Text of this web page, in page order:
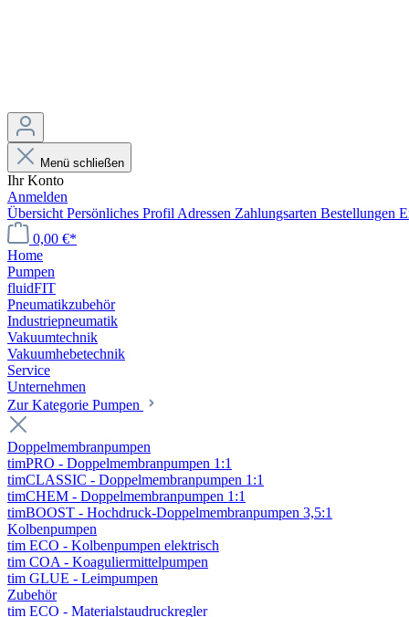
Menü schließen
Ihr Konto
Anmelden
Übersicht Persönliches Profil Adressen Zahlungsarten Bestellungen
0,00 €*
Home
Pumpen
fluidFIT
Pneumatikzubehör
Industriepneumatik
Vakuumtechnik
Vakuumhebetechnik
Service
Unternehmen
Zur Kategorie Pumpen
Doppelmembranpumpen
timPRO - Doppelmembranpumpen 1:1
timCLASSIC - Doppelmembranpumpen 1:1
timCHEM - Doppelmembranpumpen 1:1
timBOOST - Hochdruck-Doppelmembranpumpen 3,5:1
Kolbenpumpen
tim ECO - Kolbenpumpen elektrisch
tim COA - Koaguliermittelpumpen
tim GLUE - Leimpumpen
Zubehör
tim ECO - Materialstaudruckregler